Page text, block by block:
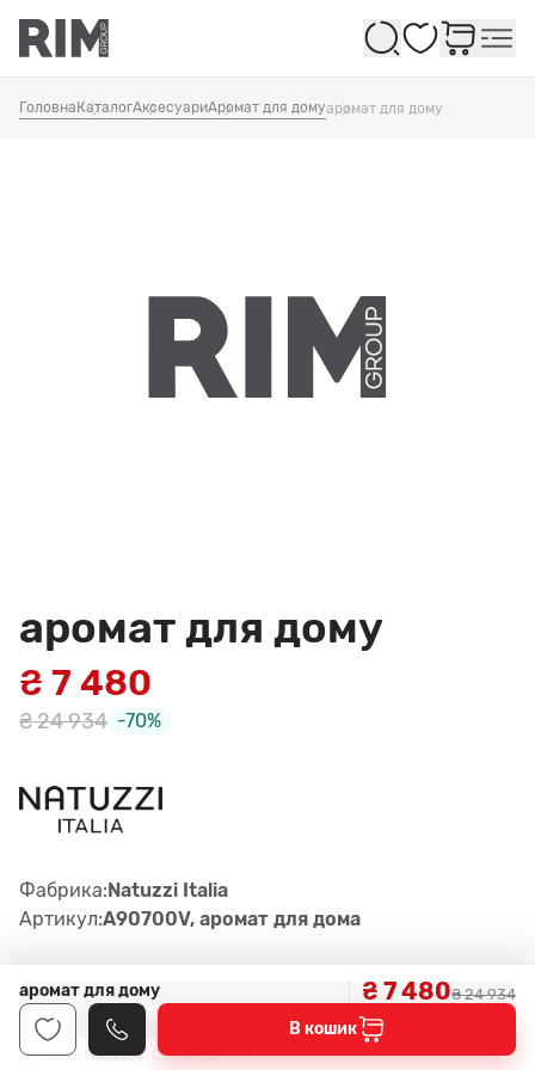
Обране
Головна КаталогАксесуариАромат для домуаромат для дому
аромат для дому
₴ 7 480
₴ 24 934 -70%
Фабрика:Natuzzi Italia
Артикул:A90700V, аромат для дома
Замовити консультацію
Наявність у салонах -4
аромат для дому ₴ 7 480₴ 24 934
В кошик